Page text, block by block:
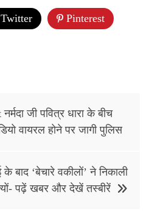
Pinterest
जी पवित्र धारा के बीच
वायरल होने पर जागी पुलिस
बाद ‘बेचारे वकीलों’ ने निकाली
पढ़ें खबर और देखें तस्बीरें